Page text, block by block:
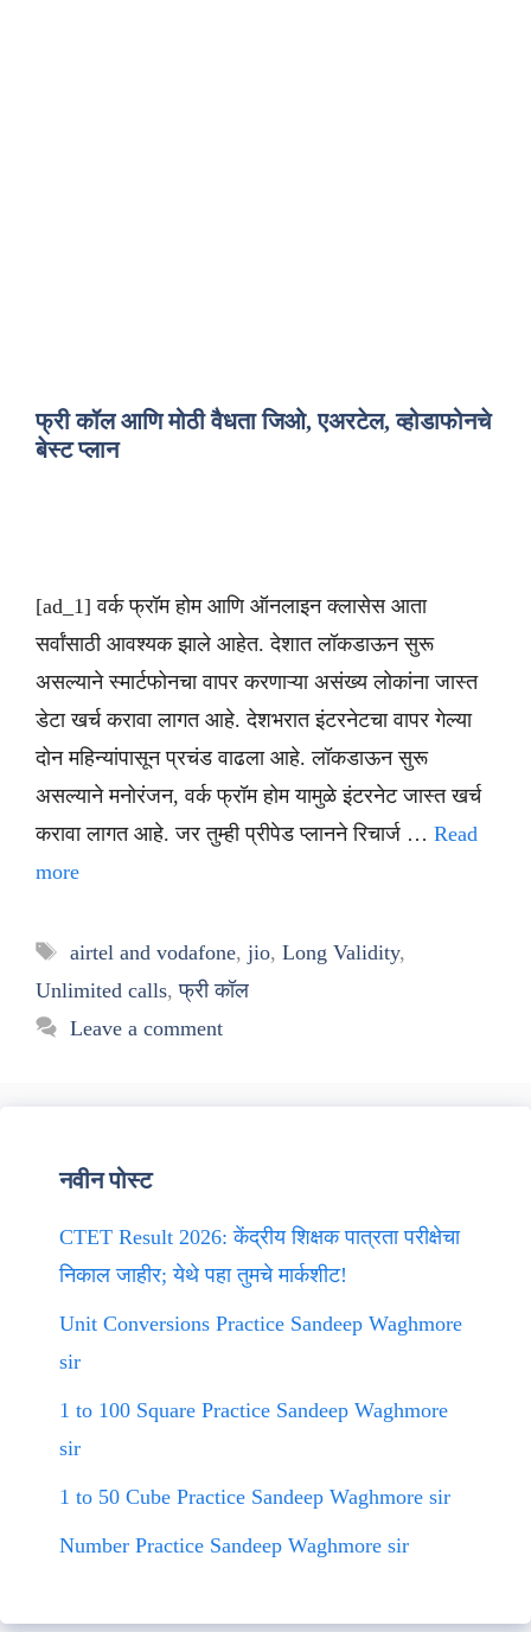
फ्री कॉल आणि मोठी वैधता जिओ, एअरटेल, व्होडाफोनचे
बेस्ट प्लान
[ad_1] वर्क फ्रॉम होम आणि ऑनलाइन क्लासेस आता
सर्वांसाठी आवश्यक झाले आहेत. देशात लॉकडाऊन सुरू
असल्याने स्मार्टफोनचा वापर करणाऱ्या असंख्य लोकांना जास्त
डेटा खर्च करावा लागत आहे. देशभरात इंटरनेटचा वापर गेल्या
दोन महिन्यांपासून प्रचंड वाढला आहे. लॉकडाऊन सुरू
असल्याने मनोरंजन, वर्क फ्रॉम होम यामुळे इंटरनेट जास्त खर्च
करावा लागत आहे. जर तुम्ही प्रीपेड प्लानने रिचार्ज … Read
more
Tags
airtel and vodafone, jio, Long Validity,
Unlimited calls,फ्री कॉल
Leave a comment
नवीन पोस्ट
CTET Result 2026: केंद्रीय शिक्षक पात्रता परीक्षेचा
निकाल जाहीर; येथे पहा तुमचे मार्कशीट!
Unit Conversions Practice Sandeep Waghmore
sir
1 to 100 Square Practice Sandeep Waghmore
sir
1 to 50 Cube Practice Sandeep Waghmore sir
Number Practice Sandeep Waghmore sir